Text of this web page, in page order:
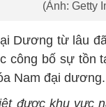
(Ảnh: Getty
Dương từ lâu
công bố sự tồn
Nam đại dương.
được khu vực